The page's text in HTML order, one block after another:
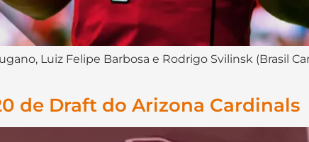
Luiz Felipe Barbosa e Rodrigo Svilinsk (Brasil
de Draft do Arizona Cardinals